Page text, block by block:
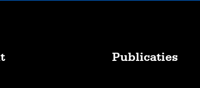
Publicaties